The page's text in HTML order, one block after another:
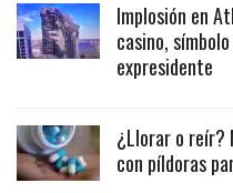
Implosión en
casino,
expresidente
¿Llorar o reír?
con píldoras